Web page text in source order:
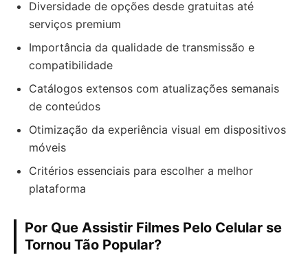
Diversidade de opções desde gratuitas até
serviços premium
Importância da qualidade de transmissão e
compatibilidade
Catálogos extensos com atualizações semanais
de conteúdos
Otimização da experiência visual em dispositivos
móveis
Critérios essenciais para escolher a melhor
plataforma
Por Que Assistir Filmes Pelo Celular se
Tornou Tão Popular?